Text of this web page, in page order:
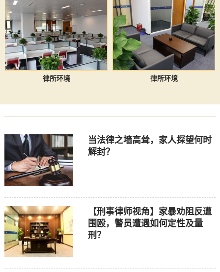
律所环境 律所环境
当法律之墙高耸，家人探望何时
解封？
【刑事律师视角】家暴劝阻反遭
围殴，警员遭遇如何定性及量
刑？